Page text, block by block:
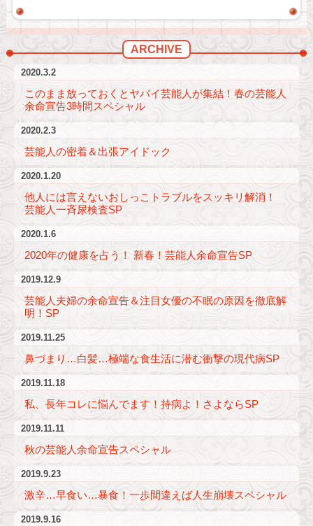
ARCHIVE
2020.3.2
このまま放っておくとヤバイ芸能人が集結！春の芸能人
余命宣告3時間スペシャル
2020.2.3
芸能人の密着＆出張アイドック
2020.1.20
他人には言えないおしっこトラブルをスッキリ解消！
芸能人一斉尿検査SP
2020.1.6
2020年の健康を占う！ 新春！芸能人余命宣告SP
2019.12.9
芸能人夫婦の余命宣告＆注目女優の不眠の原因を徹底解
明！SP
2019.11.25
鼻づまり…白髪…極端な食生活に潜む衝撃の現代病SP
2019.11.18
私、長年コレに悩んでます！持病よ！さよならSP
2019.11.11
秋の芸能人余命宣告スペシャル
2019.9.23
激辛…早食い…暴食！一歩間違えば人生崩壊スペシャル
2019.9.16